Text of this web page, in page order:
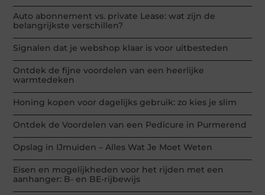
Auto abonnement vs. private Lease: wat zijn de
belangrijkste verschillen?
Signalen dat je webshop klaar is voor uitbesteden
Ontdek de fijne voordelen van een heerlijke
warmtedeken
Honing kopen voor dagelijks gebruik: zo kies je slim
Ontdek de Voordelen van een Pedicure in Purmerend
Opslag in IJmuiden – Alles Wat Je Moet Weten
Eisen en mogelijkheden voor het rijden met een
aanhanger: B- en BE-rijbewijs